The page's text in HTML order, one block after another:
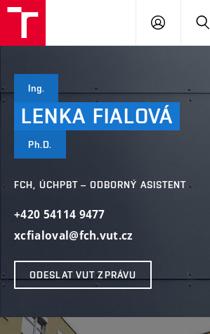
PŘIHLÁSIT
Ing.
LENKA FIALOVÁ
Ph.D.
FCH, ÚCHPBT – ODBORNÝ ASISTENT
+420 54114 9477
xcfialoval@fch.vut.cz
ODESLAT VUT ZPRÁVU